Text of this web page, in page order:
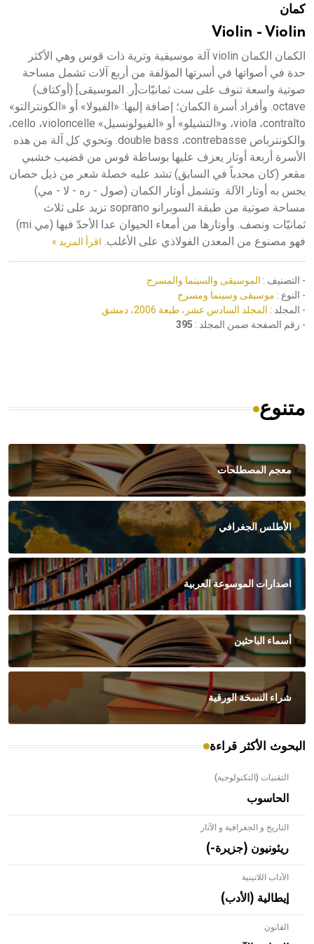
كمان
Violin - Violin
الكمان الكمان violin آلة موسيقية وترية ذات قوس وهي الأكثر
حدة في أصواتها في أسرتها المؤلفة من أربع آلات تشمل مساحة
صوتية واسعة تنوف على ست ثمانيّات[ر. الموسيقى] (أوكتاف)
octave. وأفراد أسرة الكمان؛ إضافة إليها: «الفيولا» أو «الكونترالتو»
viola ،contralto، و«التشيلو» أو «الفيولونسيل» cello ،violoncelle،
والكونترباص double bass ،contrebasse. وتحوي كل آلة من هذه
الأسرة أربعة أوتار يعزف عليها بوساطة قوس من قضيب خشبي
مقعر (كان محدباً في السابق) تشد عليه خصلة شعر من ذيل حصان
يجس به أوتار الآلة. وتشمل أوتار الكمان (صول - ره - لا - مي)
مساحة صوتية من طبقة السوبرانو soprano تزيد على ثلاث
ثمانيّات ونصف. وأوتارها من أمعاء الحيوان عدا الأحدّ فيها (مي mi)
فهو مصنوع من المعدن الفولاذي على الأغلب. اقرأ المزيد »
- التصنيف : الموسيقى والسينما والمسرح
- النوع : موسيقى وسينما ومسرح
- المجلد : المجلد السادس عشر، طبعة 2006، دمشق
- رقم الصفحة ضمن المجلد : 395
متنوع
معجم المصطلحات
الأطلس الجغرافي
اصدارات الموسوعة العربية
أسماء الباحثين
شراء النسخة الورقية
البحوث الأكثر قراءة
التقنيات (التكنولوجية)
الحاسوب
التاريخ و الجغرافية و الآثار
ريئونيون (جزيرة-)
الآداب اللاتينية
إيطالية (الأدب)
القانون- هل تعلم أن الأبلق نوع من الفنون الهندسية التي ارتبطت